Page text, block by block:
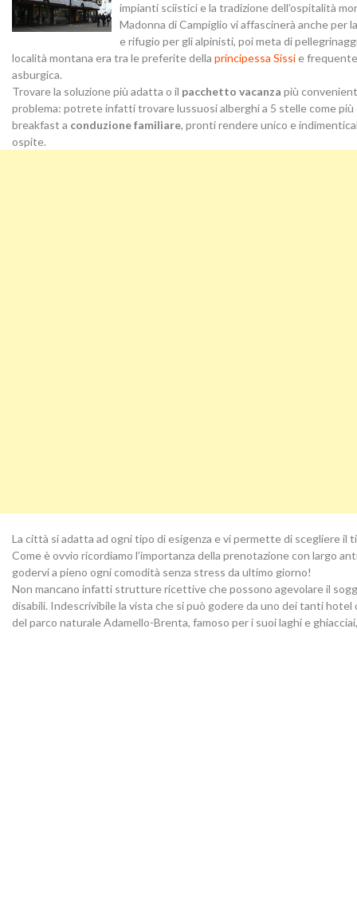
impianti sciistici e la tradizione dell’ospitalità
Madonna di Campiglio vi affascinerà anche per
e rifugio per gli alpinisti, poi meta di
località montana era tra le preferite della principessa Sissie
asburgica.
Trovare la soluzione più adatta o il pacchetto vacanza più
problema: potrete infatti trovare lussuosi alberghi a 5 stelle come
breakfast a conduzione familiare, pronti rendere unico e
ospite.
La città si adatta ad ogni tipo di esigenza e vi permette di scegliere il
Come è ovvio ricordiamo l’importanza della prenotazione con largo
godervi a pieno ogni comodità senza stress da ultimo giorno!
Non mancano infatti strutture ricettive che possono agevolare il
disabili. Indescrivibile la vista che si può godere da uno dei tanti
del parco naturale Adamello-Brenta, famoso per i suoi laghi e